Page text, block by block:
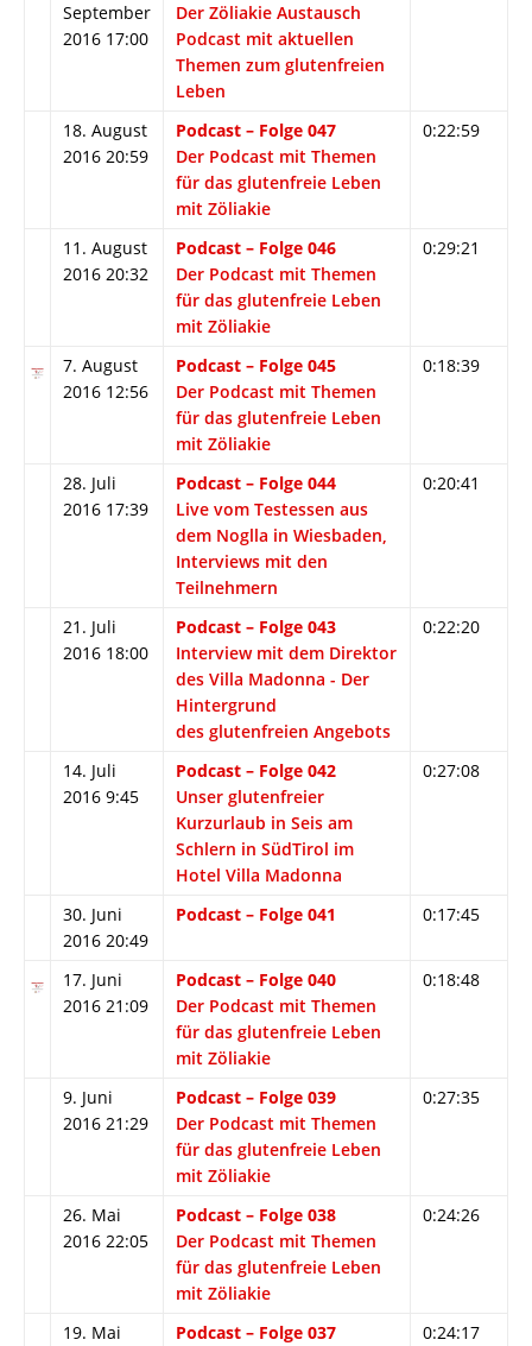
September
2016 17:00
Der Zöliakie Austausch
Podcast mit aktuellen
Themen zum glutenfreien
Leben
18. August
2016 20:59
Podcast – Folge 047
Der Podcast mit Themen
für das glutenfreie Leben
mit Zöliakie
0:22:59
11. August
2016 20:32
Podcast – Folge 046
Der Podcast mit Themen
für das glutenfreie Leben
mit Zöliakie
0:29:21
7. August
2016 12:56
Podcast – Folge 045
Der Podcast mit Themen
für das glutenfreie Leben
mit Zöliakie
0:18:39
28. Juli
2016 17:39
Podcast – Folge 044
Live vom Testessen aus
dem Noglla in Wiesbaden,
Interviews mit den
Teilnehmern
0:20:41
21. Juli
2016 18:00
Podcast – Folge 043
Interview mit dem Direktor
des Villa Madonna - Der
Hintergrund
des glutenfreien Angebots
0:22:20
14. Juli
2016 9:45
Podcast – Folge 042
Unser glutenfreier
Kurzurlaub in Seis am
Schlern in SüdTirol im
Hotel Villa Madonna
0:27:08
30. Juni
2016 20:49
Podcast – Folge 041 0:17:45
17. Juni
2016 21:09
Podcast – Folge 040
Der Podcast mit Themen
für das glutenfreie Leben
mit Zöliakie
0:18:48
9. Juni
2016 21:29
Podcast – Folge 039
Der Podcast mit Themen
für das glutenfreie Leben
mit Zöliakie
0:27:35
26. Mai
2016 22:05
Podcast – Folge 038
Der Podcast mit Themen
für das glutenfreie Leben
mit Zöliakie
0:24:26
19. Mai
Podcast – Folge 037
0:24:17